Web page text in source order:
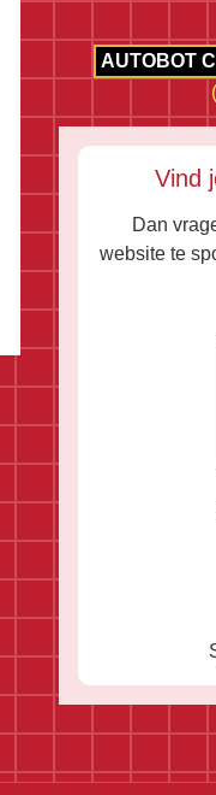
AUTOBOT
(
Vind
Dan
website te